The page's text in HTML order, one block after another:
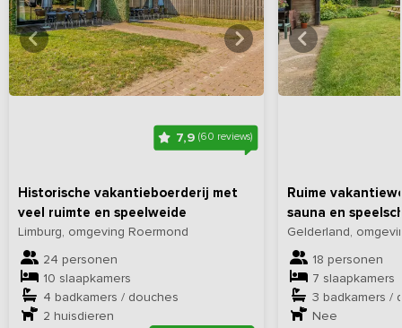
7,9 (60 reviews)
Historische vakantieboerderij met
veel ruimte en speelweide
Limburg, omgeving Roermond
24 personen
10 slaapkamers
4 badkamers / douches
2 huisdieren
Bekijkhieralle foto's
Ruime
sauna en
Gelderland,
18 personen
7 slaapkamers
3 badkamers /
Nee
Bekijk